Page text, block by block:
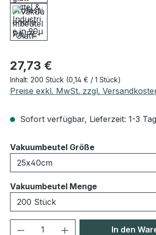
Regulärer Preis:
27,73 €
Inhalt: 200 Stück (0,14 € / 1 Stück)
Preise exkl. MwSt. zzgl.
Sofort verfügbar, Lieferzeit: 1-3
Vakuumbeutel Größeauswählen
Vakuumbeutel Mengeauswählen
Produkt Anzahl: Gib den
In den